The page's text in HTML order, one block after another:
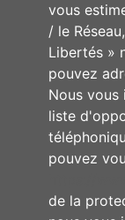
vous
/ le
Libertés »
pouvez
Nous vous
liste
pouvez
de la